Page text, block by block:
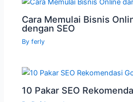
Cara Memulai Bisnis
dengan SEO
Byferly
10 Pakar SEO